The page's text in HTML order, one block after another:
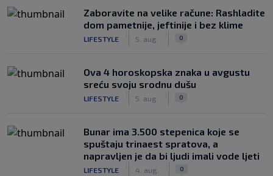
Zaboravite na velike račune: Rashladite
dom pametnije, jeftinije i bez klime
LIFESTYLE 5. aug. 0
Ova 4 horoskopska znaka u avgustu
sreću svoju srodnu dušu
LIFESTYLE 5. aug. 0
Bunar imа 3.500 stepenica koje se
spuštaju trinaest spratova, a
napravljen je da bi ljudi imali vode ljeti
LIFESTYLE 4. aug. 0